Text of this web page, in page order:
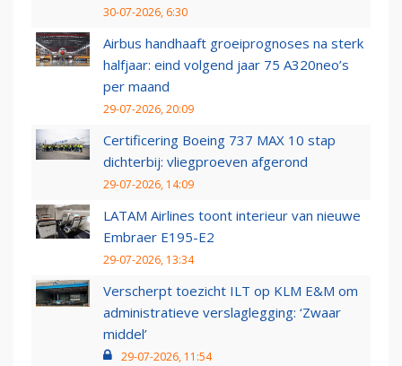
30-07-2026, 6:30
Airbus handhaaft groeiprognoses na sterk
halfjaar: eind volgend jaar 75 A320neo’s
per maand
29-07-2026, 20:09
Certificering Boeing 737 MAX 10 stap
dichterbij: vliegproeven afgerond
29-07-2026, 14:09
LATAM Airlines toont interieur van nieuwe
Embraer E195-E2
29-07-2026, 13:34
Verscherpt toezicht ILT op KLM E&M om
administratieve verslaglegging: ‘Zwaar
middel’
29-07-2026, 11:54